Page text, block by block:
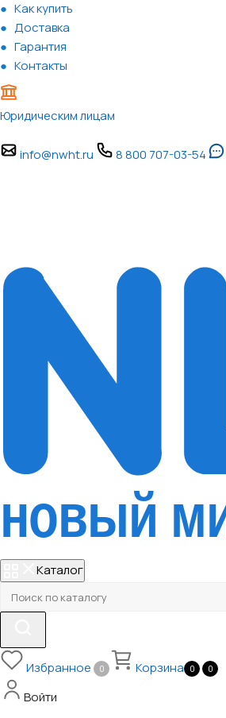
Как купить
Доставка
Гарантия
Контакты
Юридическим лицам
info@nwht.ru 8 800 707-03-54
Каталог
Избранное 0 Корзина 0 0
Войти